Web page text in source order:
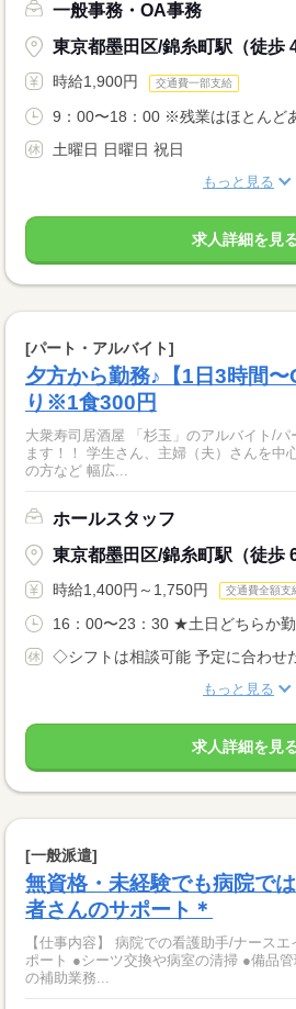
一般事務・OA事務
東京都墨田区/錦糸町駅（徒歩 4
時給1,900円 交通費一部支給
9：00〜18：00 ※残業はほとんど
土曜日 日曜日 祝日
もっと見る
求人詳細を見
[パート・アルバイト]
夕方から勤務♪【1日3時間
り※1食300円
大衆寿司居酒屋 「杉玉」のアルバイト/
ます！！ 学生さん、主婦（夫）さんを中心に、 フリーターやシニア
の方など 幅広...
ホールスタッフ
東京都墨田区/錦糸町駅（徒歩 6
時給1,400円～1,750円 交通費全額支
16：00〜23：30 ★土日どちらか勤
◇シフトは相談可能 予定に合わせ
もっと見る
求人詳細を見
[一般派遣]
無資格・未経験でも病院で
者さんのサポート＊
【仕事内容】 病院での看護助手/ナースエイド業務 ●入
ポート ●シーツ交換や病室の清掃 ●備品
の補助業務...